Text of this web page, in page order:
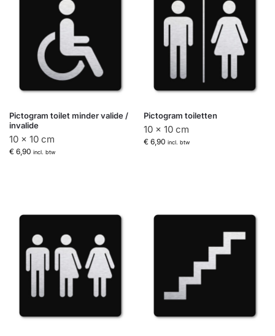
Pictogram toilet minder valide /
invalide
10 x 10 cm
€ 6,90 incl. btw
Pictogram toiletten
10 x 10 cm
€ 6,90 incl. btw